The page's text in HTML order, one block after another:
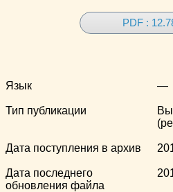
PDF :
Язык —
Тип публикации
Дата поступления в архив
Дата последнего
обновления файла